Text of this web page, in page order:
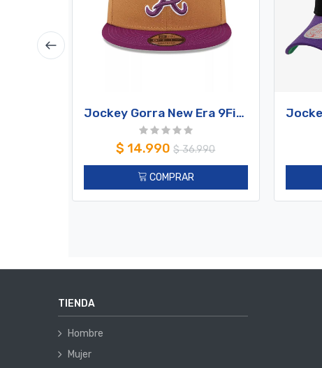
Jockey Gorra New Era 9Fifty 2-Tone Mlb Atlanta Braves Light Blue/Purple
$ 14.990 $36.990
COMPRAR
TIENDA
Hombre
Mujer